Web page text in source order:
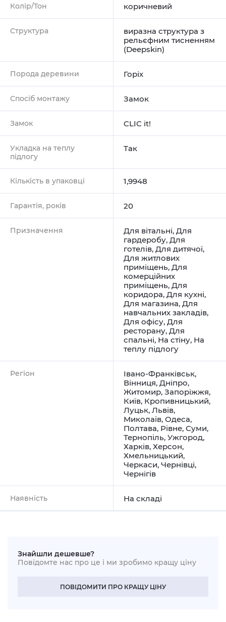
Колір/Тон коричневий
Структура
виразна структура з
рельєфним тисненням
(Deepskin)
Порода деревини Горіх
Спосіб монтажу Замок
Замок CLIC it!
Укладка на теплу
підлогу
Так
Кількість в упаковці 1,9948
Гарантія, років 20
Призначення Для вітальні, Для
гардеробу, Для
готелів, Для дитячої,
Для житлових
приміщень, Для
комерційних
приміщень, Для
коридора, Для кухні,
Для магазина, Для
навчальних закладів,
Для офісу, Для
ресторану, Для
спальні, На стіну, На
теплу підлогу
Регіон Івано-Франківськ,
Вінниця, Дніпро,
Житомир, Запоріжжя,
Київ, Кропивницький,
Луцьк, Львів,
Миколаїв, Одеса,
Полтава, Рівне, Суми,
Тернопіль, Ужгород,
Харків, Херсон,
Хмельницький,
Черкаси, Чернівці,
Чернігів
Наявність На складі
Знайшли дешевше?
Повідомте нас про це і ми зробимо кращу ціну
ПОВІДОМИТИ ПРО КРАЩУ ЦІНУ